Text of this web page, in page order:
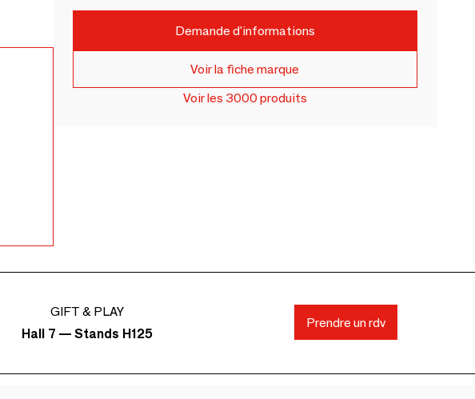
Demande d'informations
Voir la fiche marque
Voir les 3000 produits
GIFT & PLAY
Hall 7 — Stands H125
Prendre un rdv